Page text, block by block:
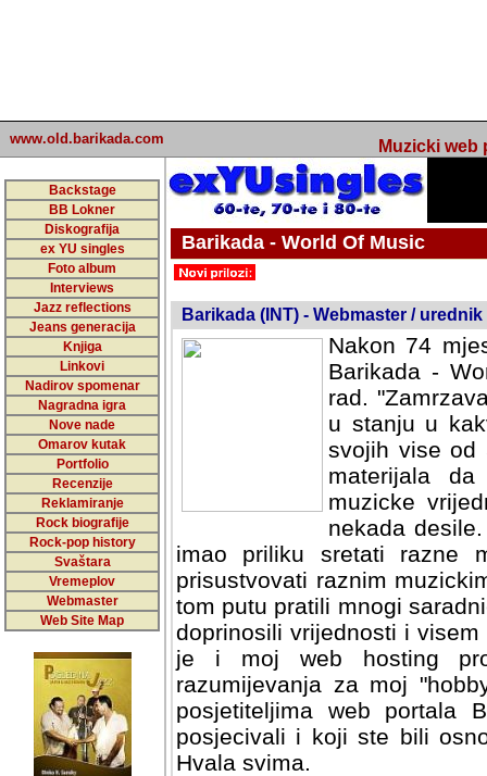
www.old.barikada.com Muzicki web
Backstage
BB Lokner
Diskografija
ex YU singles
Foto album
Interviews
Jazz reflections
Jeans generacija
Knjiga
Linkovi
Nadirov spomenar
Nagradna igra
Nove nade
Omarov kutak
Portfolio
Recenzije
Reklamiranje
Rock biografije
Rock-pop history
Svaštara
Vremeplov
Webmaster
Web Site Map
Barikada - World Of Music
Barikada (INT) - Webmaster / urednik
Nakon 74
Barikada -
rad.
u stanju u
svojih vise od
materijala
muzicke
nekada
imao priliku sretati razne
prisustvovati raznim
tom putu pratili mnogi
doprinosili vrijednosti i
je i moj web hosting
razumijevanja za moj
posjetiteljima web portala
posjecivali i koji ste bili
Hvala svima.